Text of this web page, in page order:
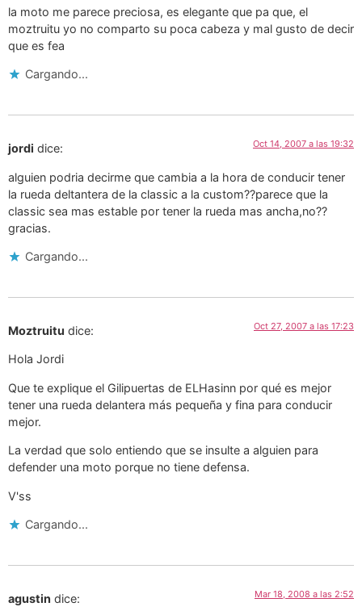
la moto me parece preciosa, es elegante que pa que, el
moztruitu yo no comparto su poca cabeza y mal gusto de decir
que es fea
Cargando...
jordi dice: Oct 14, 2007 a las 19:32
alguien podria decirme que cambia a la hora de conducir tener
la rueda deltantera de la classic a la custom??parece que la
classic sea mas estable por tener la rueda mas ancha,no??
gracias.
Cargando...
Moztruitu dice: Oct 27, 2007 a las 17:23
Hola Jordi
Que te explique el Gilipuertas de ELHasinn por qué es mejor
tener una rueda delantera más pequeña y fina para conducir
mejor.
La verdad que solo entiendo que se insulte a alguien para
defender una moto porque no tiene defensa.
V'ss
Cargando...
agustin dice: Mar 18, 2008 a las 2:52